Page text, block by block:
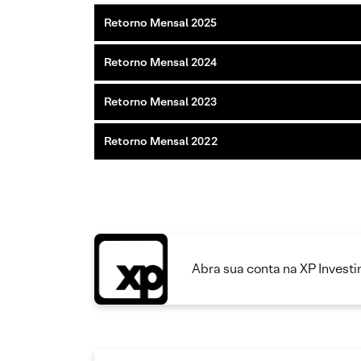
Retorno Mensal 2025
Retorno Mensal 2024
Retorno Mensal 2023
Retorno Mensal 2022
Abra sua conta na XP